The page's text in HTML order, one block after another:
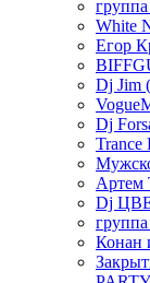
White
Егор
Dj Jim
Dj
Trance
Артем
Dj
Конан